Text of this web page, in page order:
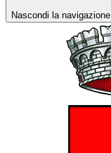
Nascondi la navigazione